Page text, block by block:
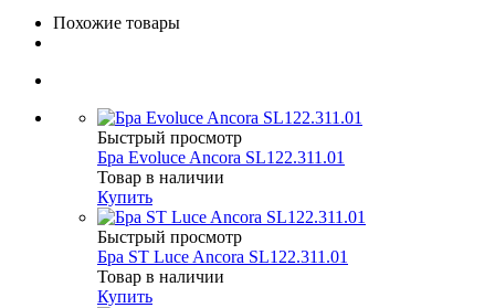
Похожие товары
Быстрый просмотр
Бра Evoluce Ancora SL122.311.01
Товар в наличии
Купить
Быстрый просмотр
Бра ST Luce Ancora SL122.311.01
Товар в наличии
Купить